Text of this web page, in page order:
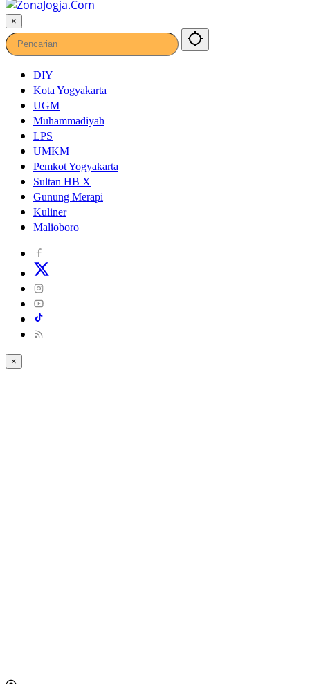
×
DIY
Kota Yogyakarta
UGM
Muhammadiyah
LPS
UMKM
Pemkot Yogyakarta
Sultan HB X
Gunung Merapi
Kuliner
Malioboro
×